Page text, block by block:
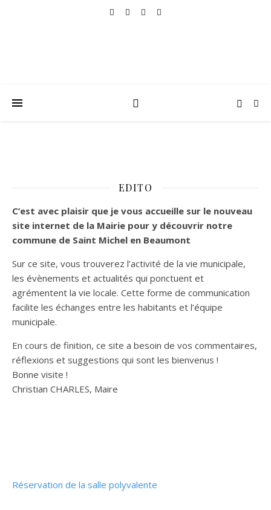
EDITO
C’est avec plaisir que je vous accueille sur le nouveau
site internet de la Mairie pour y découvrir notre
commune de Saint Michel en Beaumont
Sur ce site, vous trouverez l’activité de la vie municipale,
les évènements et actualités qui ponctuent et
agrémentent la vie locale. Cette forme de communication
facilite les échanges entre les habitants et l’équipe
municipale.
En cours de finition, ce site a besoin de vos commentaires,
réflexions et suggestions qui sont les bienvenus !
Bonne visite !
Christian CHARLES, Maire
Réservation de la salle polyvalente